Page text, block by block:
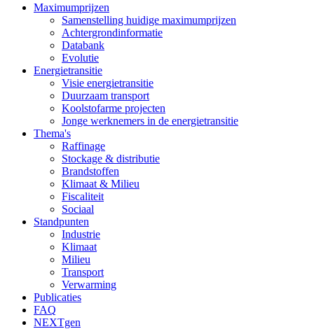
Maximumprijzen
Samenstelling huidige maximumprijzen
Achtergrondinformatie
Databank
Evolutie
Energietransitie
Visie energietransitie
Duurzaam transport
Koolstofarme projecten
Jonge werknemers in de energietransitie
Thema's
Raffinage
Stockage & distributie
Brandstoffen
Klimaat & Milieu
Fiscaliteit
Sociaal
Standpunten
Industrie
Klimaat
Milieu
Transport
Verwarming
Publicaties
FAQ
NEXTgen